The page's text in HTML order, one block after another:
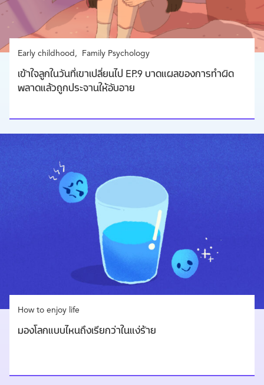
Early childhood Family Psychology
เข้าใจลูกในวันที่เขาเปลี่ยนไป EP.9 บาดแผลของการทำผิด
พลาดแล้วถูกประจานให้อับอาย
How to enjoy life
มองโลกแบบไหนถึงเรียกว่าในแง่ร้าย